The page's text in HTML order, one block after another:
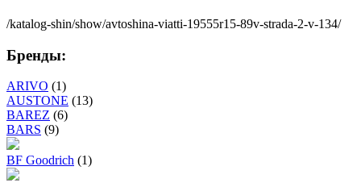
/katalog-shin/show/avtoshina-viatti-19555r15-89v-strada-2-v-134/
Бренды:
ARIVO (1)
AUSTONE (13)
BAREZ (6)
BARS (9)
BF Goodrich (1)